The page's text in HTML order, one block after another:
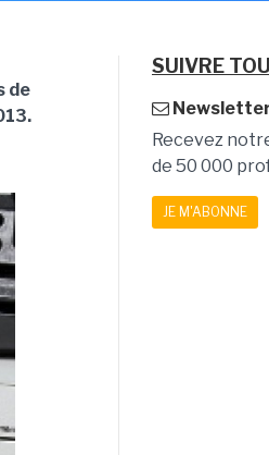
de
SUIVRE
Recevez
de 50 000
JE M'ABONNE